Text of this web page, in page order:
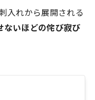
入れから展開される
ないほどの侘び寂び